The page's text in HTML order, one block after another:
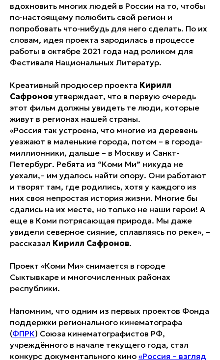
вдохновить многих людей в России на то, чтобы
по-настоящему полюбить свой регион и
попробовать что-нибудь для него сделать. По их
словам, идея проекта зародилась в процессе
работы в октябре 2021 года над роликом для
Фестиваля Национальных Литератур.
Креативный продюсер проекта Кирилл
Сафронов утверждает, что в первую очередь
этот фильм должны увидеть те люди, которые
живут в регионах нашей страны.
«Россия так устроена, что многие из деревень
уезжают в маленькие города, потом – в города-
миллионники, дальше – в Москву и Санкт-
Петербург. Ребята из “Коми Ми” никуда не
уехали,– им удалось найти опору. Они работают
и творят там, где родились, хотя у каждого из
них своя непростая история жизни. Многие бы
сдались на их месте, но только не наши герои! А
еще в Коми потрясающая природа. Мы даже
увидели северное сияние, сплавляясь по реке», –
рассказал Кирилл Сафронов.
Проект «Коми Ми» снимается в городе
Сыктывкаре и многочисленных районах
республики.
Напомним, что одним из первых проектов Фонда
поддержки регионального кинематографа
(ФПРК) Союза кинематографистов РФ,
учреждённого в начале текущего года, стал
конкурс документального кино «Россия – взгляд